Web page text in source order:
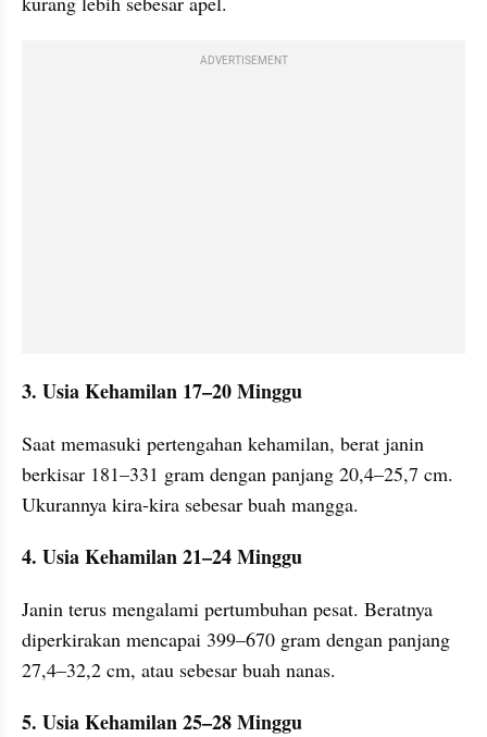
ADVERTISEMENT
3. Usia Kehamilan 17–20 Minggu
Saat memasuki pertengahan kehamilan, berat janin
berkisar 181–331 gram dengan panjang 20,4–25,7 cm.
Ukurannya kira-kira sebesar buah mangga.
4. Usia Kehamilan 21–24 Minggu
Janin terus mengalami pertumbuhan pesat. Beratnya
diperkirakan mencapai 399–670 gram dengan panjang
27,4–32,2 cm, atau sebesar buah nanas.
5. Usia Kehamilan 25–28 Minggu